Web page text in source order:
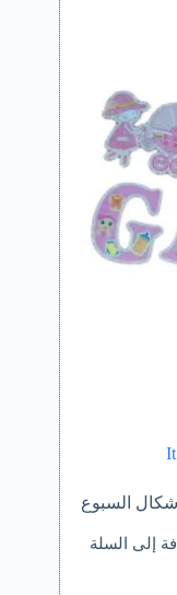
السبوع
إلى السلة